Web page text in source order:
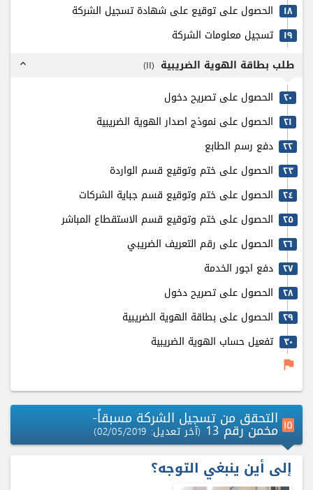
۱٨ الحصول على توقيع على شهادة تسجيل الشركة
۱٩ تسجيل معلومات الشركة
طلب بطاقة الهوية الضريبية (۱۱)
expand_less
٢٠ الحصول على تصريح دخول
٢۱ الحصول على نموذج اصدار الهوية الضريبية
٢٢ دفع رسم الطابع
٢٣ الحصول على ختم وتوقيع قسم الواردة
٢٤ الحصول على ختم وتوقيع قسم جباية الشركات
٢٥ الحصول على ختم وتوقيع قسم الاستقطاع المباشر
٢٦ الحصول على رقم التعريف الضريبي
٢٧ دفع اجور الخدمة
٢٨ الحصول على تصريح دخول
٢٩ الحصول على بطاقة الهوية الضريبية
٣٠ تفعيل حساب الهوية الضريبية
flag
۱٥ التحقق من تسجيل الشركة مسبقاً-
مخمن رقم 13 (آخر تعديل: 02/05/2019)
إلى أين ينبغي التوجه؟